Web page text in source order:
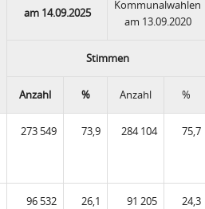
am 14.09.2025
Kommunalwahlen
am 13.09.2020
Stimmen
Anzahl % Anzahl %
273 549 73,9 284 104 75,7
96 532 26,1 91 205 24,3